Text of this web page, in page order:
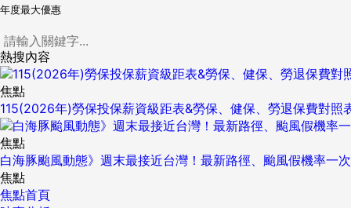
年度最大優惠
熱搜內容
焦點
115(2026年)勞保投保薪資級距表&勞保、健保、勞退保費對照
焦點
白海豚颱風動態》週末最接近台灣！最新路徑、颱風假機率一
焦點
焦點首頁